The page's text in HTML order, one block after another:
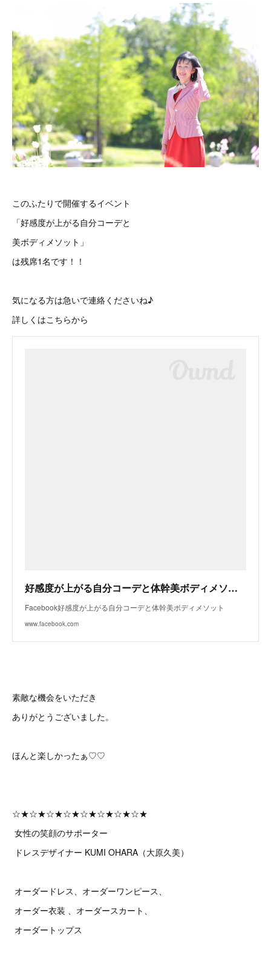
このふたりで開催するイベント
「好感度が上がる自分コーデと
美ボディメソット」
は残席1名です！！
気になる方は急いで連絡くださいね♪
詳しくはこちらから
好感度が上がる自分コーデと体幹美ボディメソット
Facebook好感度が上がる自分コーデと体幹美ボディメソット
www.facebook.com
素敵な機会をいただき
ありがとうございました。
ほんと楽しかったぁ♡♡
☆★☆★☆★☆★☆★☆★☆★☆★
女性の笑顔のサポーター
ドレスデザイナー KUMI OHARA（大原久美）
オーダードレス、オーダーワンピース、
オーダー衣装 、オーダースカート、
オーダートップス